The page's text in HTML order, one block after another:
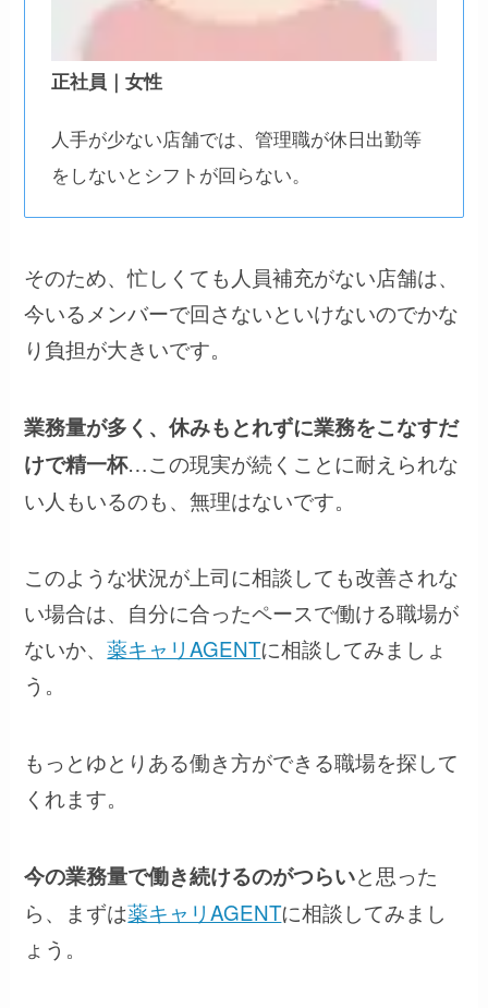
正社員｜女性
人手が少ない店舗では、管理職が休日出勤等
をしないとシフトが回らない。
そのため、忙しくても人員補充がない店舗は、
今いるメンバーで回さないといけないのでかな
り負担が大きいです。
業務量が多く、休みもとれずに業務をこなすだ
けで精一杯…この現実が続くことに耐えられな
い人もいるのも、無理はないです。
このような状況が上司に相談しても改善されな
い場合は、自分に合ったペースで働ける職場が
ないか、薬キャリAGENTに相談してみましょ
う。
もっとゆとりある働き方ができる職場を探して
くれます。
今の業務量で働き続けるのがつらいと思った
ら、まずは薬キャリAGENTに相談してみまし
ょう。